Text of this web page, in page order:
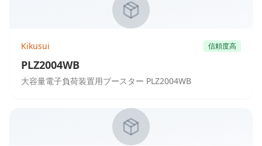
Kikusui 信頼度高
PLZ2004WB
大容量電子負荷装置用ブースター PLZ2004WB